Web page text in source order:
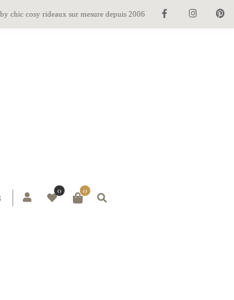
chic cosy rideaux sur mesure depuis 2006
0
0